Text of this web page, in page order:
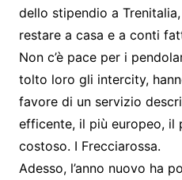
dello stipendio a
restare a casa e a conti
Non c’è pace per i
tolto loro gli intercity,
favore di un servizio
efficente, il più europeo, il
costoso. I Frecciarossa.
Adesso, l’anno nuovo ha